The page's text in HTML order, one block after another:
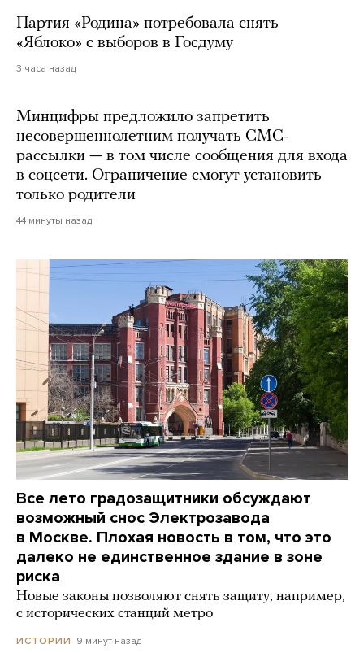
Партия «Родина» потребовала снять
«Яблоко» с выборов в Госдуму
3 часа назад
Минцифры предложило запретить
несовершеннолетним получать СМС-
рассылки — в том числе сообщения для входа
в соцсети. Ограничение смогут установить
только родители
44 минуты назад
Все лето градозащитники обсуждают
возможный снос Электрозавода
в Москве. Плохая новость в том, что это
далеко не единственное здание в зоне
риска
Новые законы позволяют снять защиту, например,
с исторических станций метро
ИСТОРИИ 9 минут назад